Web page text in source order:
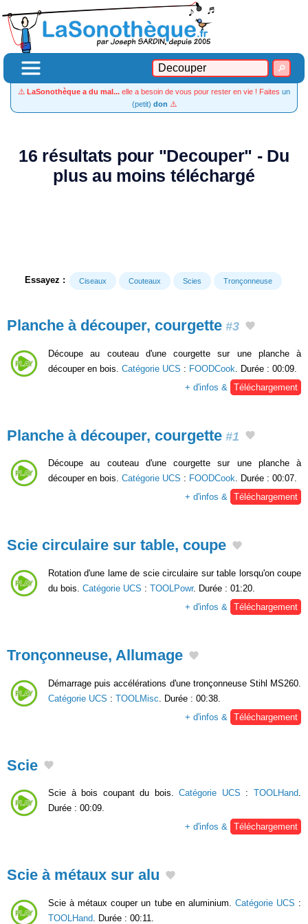
⚠️ LaSonothèque a du mal... elle a besoin de vous pour rester en vie ! Faites un
(petit) don ⚠️
16 résultats pour "Decouper" - Du
plus au moins téléchargé
Essayez : Ciseaux Couteaux Scies Tronçonneuse
Planche à découper, courgette #3
Découpe au couteau d'une courgette sur une planche à
découper en bois. Catégorie UCS : FOODCook . Durée : 00:09.
+ d'infos &
Téléchargement
Planche à découper, courgette #1
Découpe au couteau d'une courgette sur une planche à
découper en bois. Catégorie UCS : FOODCook. Durée : 00:07.
+ d'infos & Téléchargement
Scie circulaire sur table, coupe
Rotation d'une lame de scie circulaire sur table lorsqu'on coupe
du bois. Catégorie UCS : TOOLPowr. Durée : 01:20.
+ d'infos &
Téléchargement
Tronçonneuse, Allumage
Démarrage puis accélérations d'une tronçonneuse Stihl MS260.
Catégorie UCS : TOOLMisc . Durée : 00:38.
+ d'infos &
Téléchargement
Scie
Scie à bois coupant du bois.Catégorie UCS :TOOLHand.
Durée : 00:09.
+ d'infos & Téléchargement
Scie à métaux sur alu
Scie à métaux couper un tube en aluminium. Catégorie UCS :
TOOLHand . Durée : 00:11.